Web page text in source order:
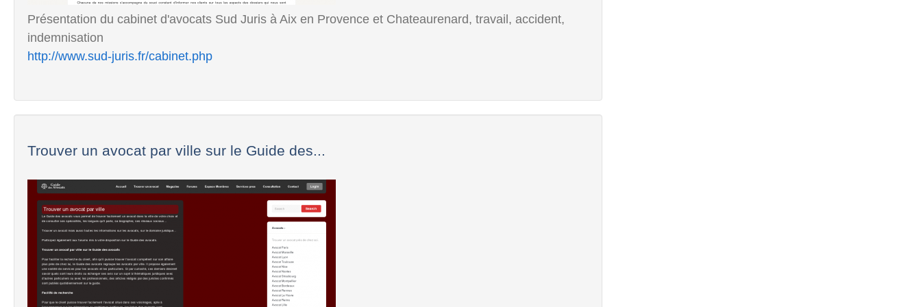
Présentation du cabinet d'avocats Sud Juris à Aix en Provence et Chateaurenard, travail, accident,
indemnisation
http://www.sud-juris.fr/cabinet.php
Trouver un avocat par ville sur le Guide des...